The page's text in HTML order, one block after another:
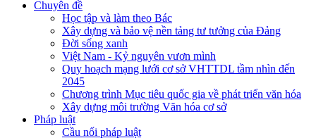
Chuyên đề
Học tập và làm theo Bác
Xây dựng và bảo vệ nền tảng tư tưởng của Đảng
Đời sống xanh
Việt Nam - Kỷ nguyên vươn mình
Quy hoạch mạng lưới cơ sở VHTTDL tầm nhìn đến
2045
Chương trình Mục tiêu quốc gia về phát triển văn hóa
Xây dựng môi trường Văn hóa cơ sở
Pháp luật
Cầu nối pháp luật